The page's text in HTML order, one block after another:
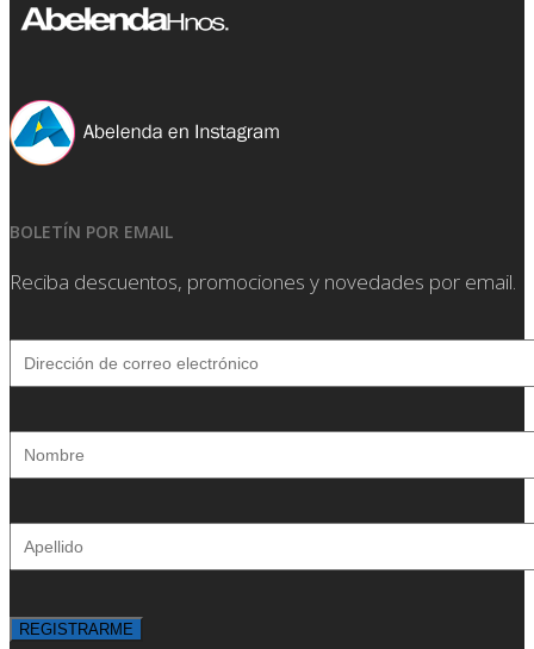
BOLETÍN POR EMAIL
Reciba descuentos, promociones y novedades por email.